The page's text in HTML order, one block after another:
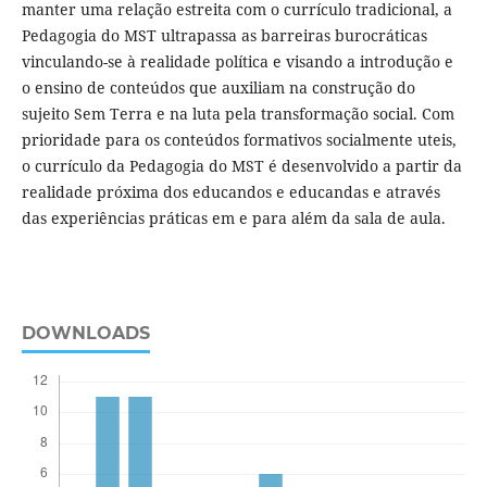
manter uma relação estreita com o currículo tradicional, a
Pedagogia do MST ultrapassa as barreiras burocráticas
vinculando-se à realidade política e visando a introdução e
o ensino de conteúdos que auxiliam na construção do
sujeito Sem Terra e na luta pela transformação social. Com
prioridade para os conteúdos formativos socialmente uteis,
o currículo da Pedagogia do MST é desenvolvido a partir da
realidade próxima dos educandos e educandas e através
das experiências práticas em e para além da sala de aula.
DOWNLOADS